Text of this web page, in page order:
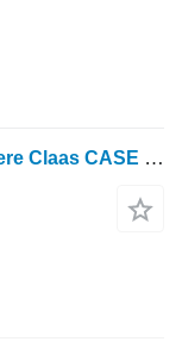
Mainero Claas New Holland John Deere Claas CASE Шабля SUNSPEED Mainero